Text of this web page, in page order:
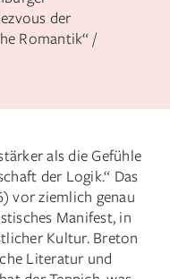
der
Romantik“ /
als die Gefühle
der Logik.“ Das
vor ziemlich genau
Manifest, in
Kultur. Breton
Literatur und